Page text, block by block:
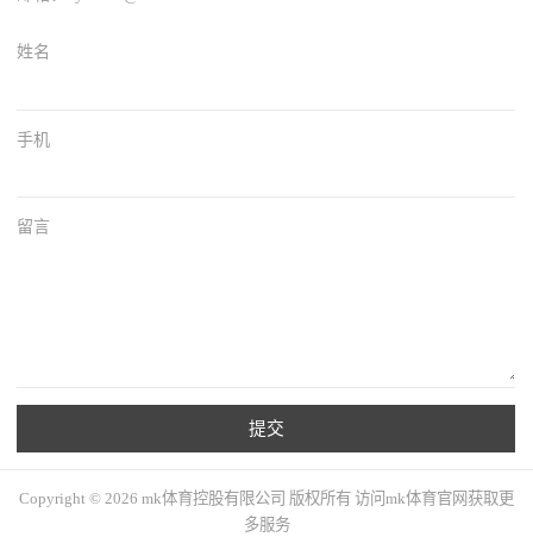
姓名
手机
留言
提交
Copyright © 2026 mk体育控股有限公司 版权所有 访问mk体育官网获取更
多服务